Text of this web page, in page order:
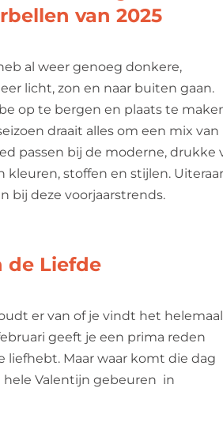
van 2025
al weer genoeg donkere,
licht, zon en naar buiten gaan.
op te bergen en plaats te
draait alles om een mix
passen bij de moderne, drukke
stoffen en stijlen.
bij deze voorjaarstrends.
de Liefde
er van of je vindt het helemaal
geeft je een prima reden
liefhebt. Maar waar komt die dag
hele Valentijn gebeuren in